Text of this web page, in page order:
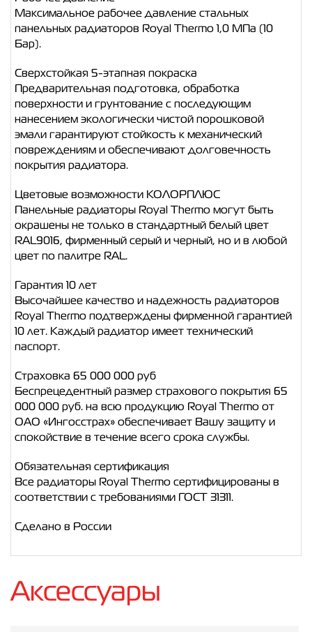
Максимальное рабочее давление стальных
панельных радиаторов Royal Thermo 1,0 МПа (10
Бар).
Сверхстойкая 5-этапная покраска
Предварительная подготовка, обработка
поверхности и грунтование с последующим
нанесением экологически чистой порошковой
эмали гарантируют стойкость к механический
повреждениям и обеспечивают долговечность
покрытия радиатора.
Цветовые возможности КОЛОРПЛЮС
Панельные радиаторы Royal Thermo могут быть
окрашены не только в стандартный белый цвет
RAL9016, фирменный серый и черный, но и в любой
цвет по палитре RAL.
Гарантия 10 лет
Высочайшее качество и надежность радиаторов
Royal Thermo подтверждены фирменной гарантией
10 лет. Каждый радиатор имеет технический
паспорт.
Страховка 65 000 000 руб
Беспрецедентный размер страхового покрытия 65
000 000 руб. на всю продукцию Royal Thermo от
ОАО «Ингосстрах» обеспечивает Вашу защиту и
спокойствие в течение всего срока службы.
Обязательная сертификация
Все радиаторы Royal Thermo сертифицированы в
соответствии с требованиями ГОСТ 31311.
Сделано в России
Аксессуары